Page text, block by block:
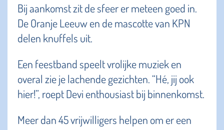
Bij aankomst zit de sfeer er meteen goed in.
De Oranje Leeuw en de mascotte van KPN
delen knuffels uit.
Een feestband speelt vrolijke muziek en
overal zie je lachende gezichten. “Hé, jij ook
hier!”, roept Devi enthousiast bij binnenkomst.
Meer dan 45 vrijwilligers helpen om er een